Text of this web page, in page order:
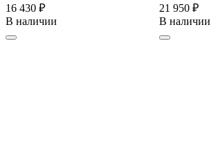
16 430 ₽
В наличии
21 950 ₽
В наличии